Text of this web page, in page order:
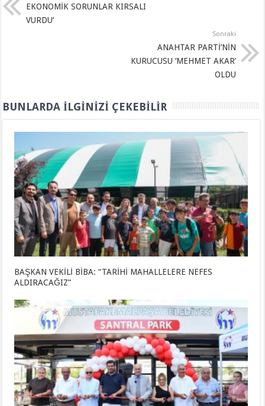
EKONOMİK SORUNLAR KIRSALI
VURDU’
Sonraki
ANAHTAR PARTİ’NİN
KURUCUSU ‘MEHMET AKAR’
OLDU
BUNLARDA İLGINIZI ÇEKEBILIR
BAŞKAN VEKİLİ BİBA: “TARİHİ MAHALLELERE NEFES
ALDIRACAĞIZ”